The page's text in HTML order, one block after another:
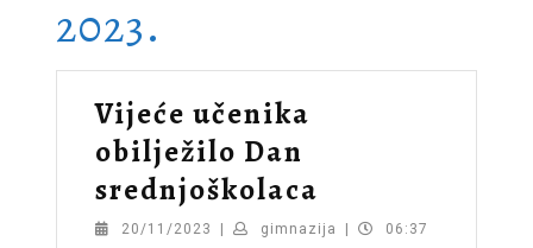
2023.
Vijeće učenika
obilježilo Dan
srednjoškolaca
učenika
20/11/2023 20/11/2023
| gimnazija gimnazija
| 06:37